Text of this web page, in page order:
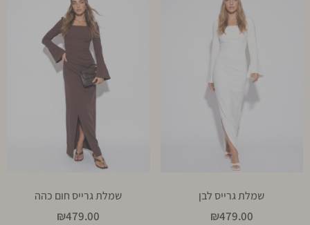
שמלת גרייס לבן
₪479.00
שמלת גרייס חום כהה
₪479.00